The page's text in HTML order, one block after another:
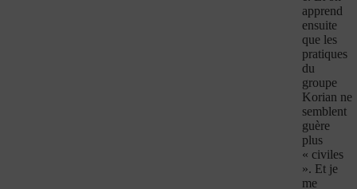
apprend
ensuite
que les
pratiques
du
groupe
Korian ne
semblent
guère
plus
« civiles
». Et je
me